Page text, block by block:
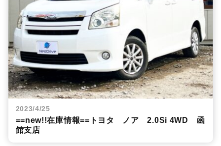
2023/4/25
==new!!在庫情報==トヨタ ノア 2.0Si 4WD 函
館支店